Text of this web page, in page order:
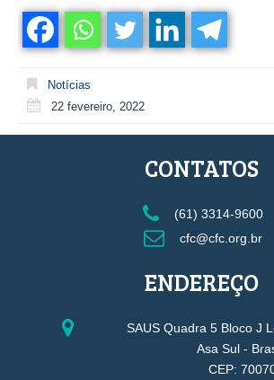
Notícias
22 fevereiro, 2022
CONTATOS
(61) 3314-9600
cfc@cfc.org.br
ENDEREÇO
SAUS Quadra 5 Bloco J
Asa Sul -
CEP: